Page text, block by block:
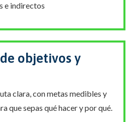
e indirectos
objetivos y
clara, con metas medibles y
que sepas qué hacer y por qué.